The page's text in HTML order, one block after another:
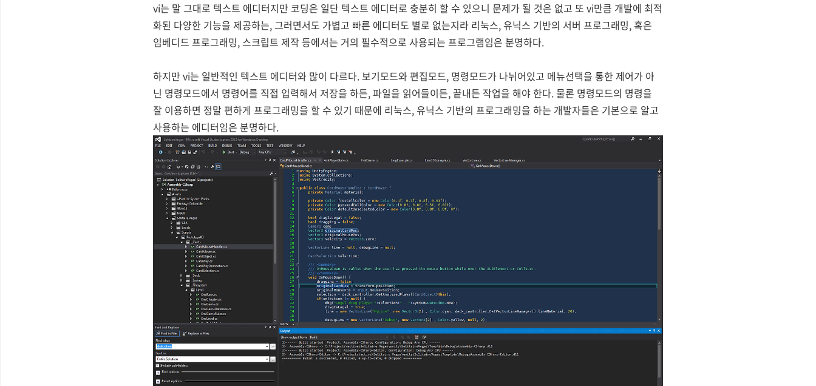
vi는 말 그대로 텍스트 에디터지만 코딩은 일단 텍스트 에디터로 충분히 할 수 있으니 문제가 될 것은 없고 또 vi만큼 개발에 최적
화된 다양한 기능을 제공하는, 그러면서도 가볍고 빠른 에디터도 별로 없는지라 리눅스, 유닉스 기반의 서버 프로그래밍, 혹은
임베디드 프로그래밍, 스크립트 제작 등에서는 거의 필수적으로 사용되는 프로그램임은 분명하다.
하지만 vi는 일반적인 텍스트 에디터와 많이 다르다. 보기모드와 편집모드, 명령모드가 나뉘어있고 메뉴선택을 통한 제어가 아
닌 명령모드에서 명령어를 직접 입력해서 저장을 하든, 파일을 읽어들이든, 끝내든 작업을 해야 한다. 물론 명령모드의 명령을
잘 이용하면 정말 편하게 프로그래밍을 할 수 있기 때문에 리눅스, 유닉스 기반의 프로그래밍을 하는 개발자들은 기본으로 알고
사용하는 에디터임은 분명하다.